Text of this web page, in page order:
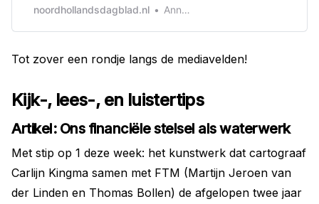
activisten uit Wassenaar en
het moet en zal veranderen.
noordhollandsdagblad.nl Anne de Vries en Jannie Schipper
Tot zover een rondje langs de mediavelden!
Kijk-, lees-, en luistertips
Artikel: Ons financiële stelsel als waterwerk
Met stip op 1 deze week: het kunstwerk dat cartograaf
Carlijn Kingma samen met FTM (Martijn Jeroen van
der Linden en Thomas Bollen) de afgelopen twee jaar